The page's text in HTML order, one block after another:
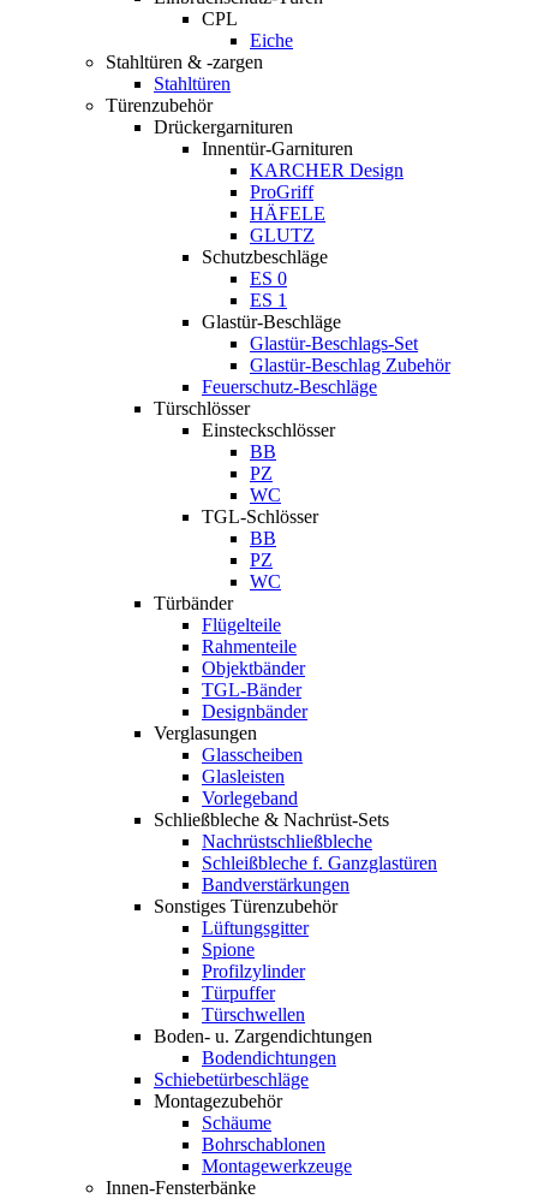
CPL
Eiche
Stahltüren & -zargen
Stahltüren
Türenzubehör
Drückergarnituren
Innentür-Garnituren
KARCHER Design
ProGriff
HÄFELE
GLUTZ
Schutzbeschläge
ES 0
ES 1
Glastür-Beschläge
Glastür-Beschlags-Set
Glastür-Beschlag Zubehör
Feuerschutz-Beschläge
Türschlösser
Einsteckschlösser
BB
PZ
WC
TGL-Schlösser
BB
PZ
WC
Türbänder
Flügelteile
Rahmenteile
Objektbänder
TGL-Bänder
Designbänder
Verglasungen
Glasscheiben
Glasleisten
Vorlegeband
Schließbleche & Nachrüst-Sets
Nachrüstschließbleche
Schleißbleche f. Ganzglastüren
Bandverstärkungen
Sonstiges Türenzubehör
Lüftungsgitter
Spione
Profilzylinder
Türpuffer
Türschwellen
Boden- u. Zargendichtungen
Bodendichtungen
Schiebetürbeschläge
Montagezubehör
Schäume
Bohrschablonen
Montagewerkzeuge
Innen-Fensterbänke